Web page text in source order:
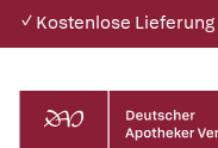
✓ Kostenlose